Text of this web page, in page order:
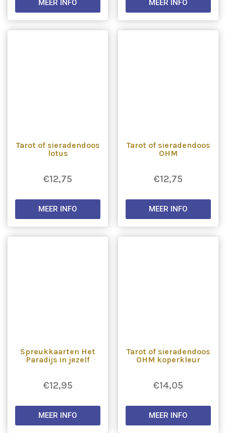
MEER INFO MEER INFO
Tarot of sieradendoos
lotus
€12,75
MEER INFO
Tarot of sieradendoos
OHM
€12,75
MEER INFO
Spreukkaarten Het
Paradijs in jezelf
€12,95
MEER INFO
Tarot of sieradendoos
OHM koperkleur
€14,05
MEER INFO